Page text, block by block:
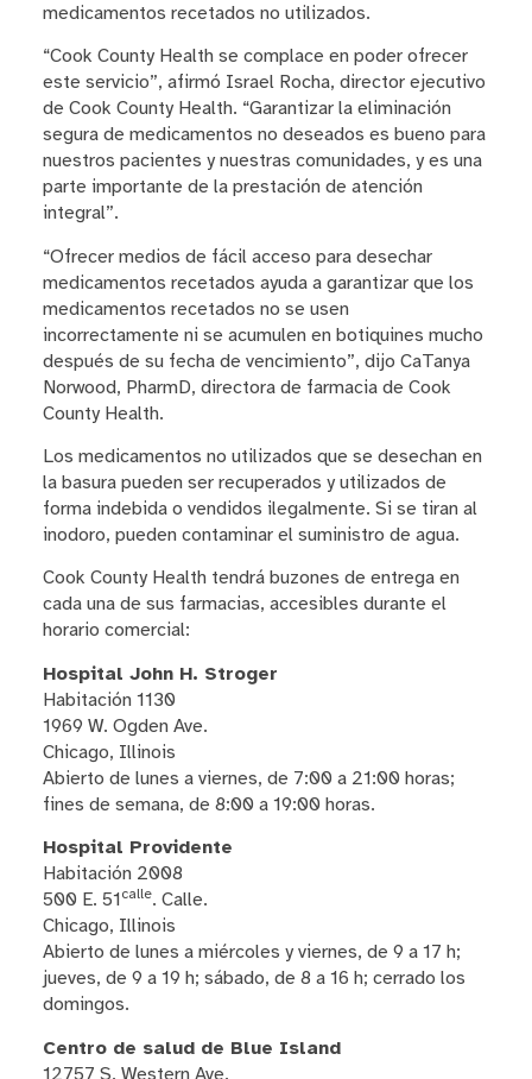
medicamentos recetados no utilizados.
“Cook County Health se complace en poder ofrecer
este servicio”, afirmó Israel Rocha, director ejecutivo
de Cook County Health. “Garantizar la eliminación
segura de medicamentos no deseados es bueno para
nuestros pacientes y nuestras comunidades, y es una
parte importante de la prestación de atención
integral”.
“Ofrecer medios de fácil acceso para desechar
medicamentos recetados ayuda a garantizar que los
medicamentos recetados no se usen
incorrectamente ni se acumulen en botiquines mucho
después de su fecha de vencimiento”, dijo CaTanya
Norwood, PharmD, directora de farmacia de Cook
County Health.
Los medicamentos no utilizados que se desechan en
la basura pueden ser recuperados y utilizados de
forma indebida o vendidos ilegalmente. Si se tiran al
inodoro, pueden contaminar el suministro de agua.
Cook County Health tendrá buzones de entrega en
cada una de sus farmacias, accesibles durante el
horario comercial:
Hospital John H. Stroger
Habitación 1130
1969 W. Ogden Ave.
Chicago, Illinois
Abierto de lunes a viernes, de 7:00 a 21:00 horas;
fines de semana, de 8:00 a 19:00 horas.
Hospital Providente
Habitación 2008
500 E. 51calle. Calle.
Chicago, Illinois
Abierto de lunes a miércoles y viernes, de 9 a 17 h;
jueves, de 9 a 19 h; sábado, de 8 a 16 h; cerrado los
domingos.
Centro de salud de Blue Island
12757 S. Western Ave.